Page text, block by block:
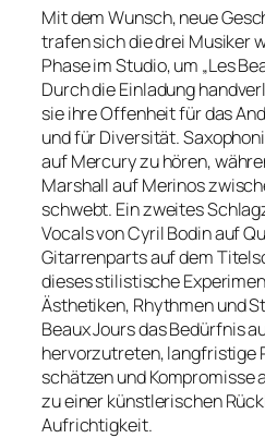
Mit dem Wunsch, neue
trafen sich die drei Musiker
Phase im Studio, um „Les
Durch die Einladung
sie ihre Offenheit für das
und für Diversität.
auf Mercury zu hören,
Marshall auf Merinos
schwebt. Ein zweites
Vocals von Cyril Bodin auf
Gitarrenparts auf dem
dieses stilistische
Ästhetiken, Rhythmen und
Beaux Jours das Bedürfnis
hervorzutreten, langfristige
schätzen und Kompromisse
zu einer künstlerischen
Aufrichtigkeit.